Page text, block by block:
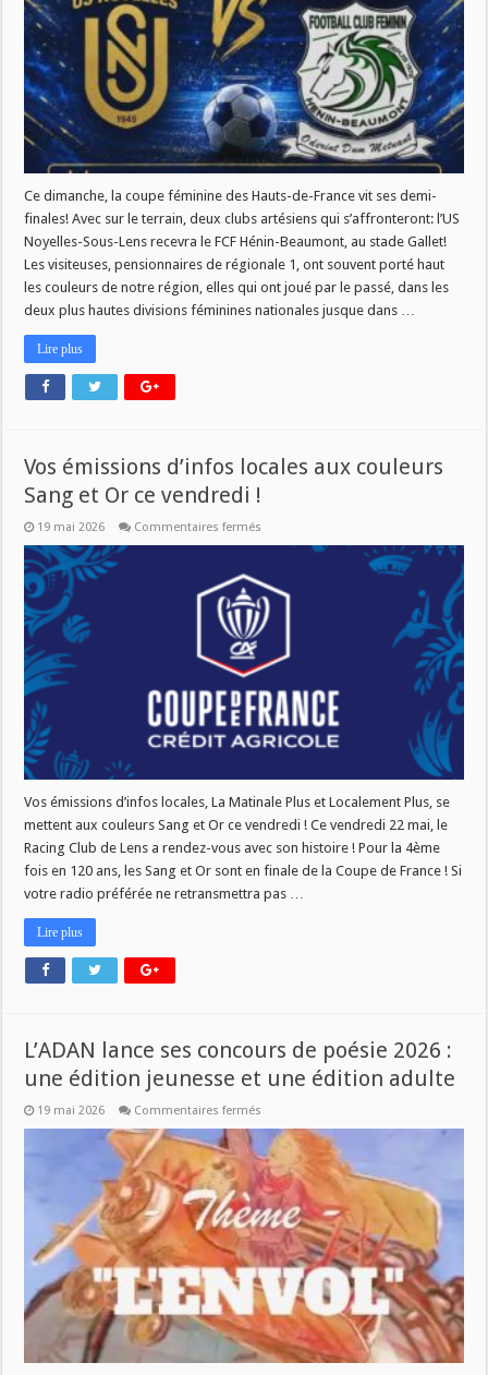
sur
Radio
Plus!
Ce dimanche, la coupe féminine des Hauts-de-France vit ses demi-
finales! Avec sur le terrain, deux clubs artésiens qui s’affronteront: l’US
Noyelles-Sous-Lens recevra le FCF Hénin-Beaumont, au stade Gallet!
Les visiteuses, pensionnaires de régionale 1, ont souvent porté haut
les couleurs de notre région, elles qui ont joué par le passé, dans les
deux plus hautes divisions féminines nationales jusque dans …
Lire plus
Vos émissions d’infos locales aux couleurs
Sang et Or ce vendredi !
19 mai 2026 Commentaires fermés
émissions
locales
aux
couleurs
Sang
ce
Vos émissions d’infos locales, La Matinale Plus et Localement Plus, se
mettent aux couleurs Sang et Or ce vendredi ! Ce vendredi 22 mai, le
Racing Club de Lens a rendez-vous avec son histoire ! Pour la 4ème
fois en 120 ans, les Sang et Or sont en finale de la Coupe de France ! Si
votre radio préférée ne retransmettra pas …
Lire plus
L’ADAN lance ses concours de poésie 2026 :
une édition jeunesse et une édition adulte
19 mai 2026 Commentaires fermés
lance
ses
concours
de
poésie
2026
:
une
édition
jeunesse
et
une
édition
adulte